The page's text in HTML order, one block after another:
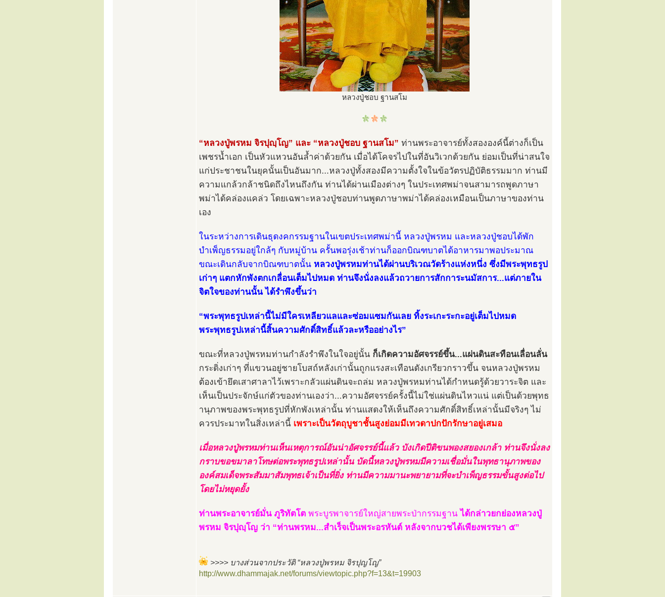
หลวงปู่ชอบ ฐานสโม
“หลวงปู่พรหม จิรปุญฺโญ” และ “หลวงปู่ชอบ ฐานสโม” ท่านพระอาจารย์ทั้งสององค์นี้ต่างก็เป็น
เพชรน้ำเอก เป็นหัวแหวนอันล้ำค่าด้วยกัน เมื่อได้โคจรไปในที่อันวิเวกด้วยกัน ย่อมเป็นที่น่าสนใจ
แก่ประชาชนในยุคนั้นเป็นอันมาก...หลวงปู่ทั้งสองมีความตั้งใจในข้อวัตรปฏิบัติธรรมมาก ท่านมี
ความแกล้วกล้าชนิดถึงไหนถึงกัน ท่านได้ผ่านเมืองต่างๆ ในประเทศพม่าจนสามารถพูดภาษา
พม่าได้คล่องแคล่ว โดยเฉพาะหลวงปู่ชอบท่านพูดภาษาพม่าได้คล่องเหมือนเป็นภาษาของท่าน
เอง
ในระหว่างการเดินธุดงคกรรมฐานในเขตประเทศพม่านี้ หลวงปู่พรหม และหลวงปู่ชอบได้พัก
บำเพ็ญธรรมอยู่ใกล้ๆ กับหมู่บ้าน ครั้นพอรุ่งเช้าท่านก็ออกบิณฑบาตได้อาหารมาพอประมาณ
ขณะเดินกลับจากบิณฑบาตนั้น หลวงปู่พรหมท่านได้ผ่านบริเวณวัดร้างแห่งหนึ่ง ซึ่งมีพระพุทธรูป
เก่าๆ แตกหักพังตกเกลื่อนเต็มไปหมด ท่านจึงนั่งลงแล้วถวายการสักการะนมัสการ...แต่ภายใน
จิตใจของท่านนั้น ได้รำพึงขึ้นว่า
“พระพุทธรูปเหล่านี้ไม่มีใครเหลียวแลและซ่อมแซมกันเลย ทิ้งระเกะระกะอยู่เต็มไปหมด
พระพุทธรูปเหล่านี้สิ้นความศักดิ์สิทธิ์แล้วละหรืออย่างไร”
ขณะที่หลวงปู่พรหมท่านกำลังรำพึงในใจอยู่นั้น ก็เกิดความอัศจรรย์ขึ้น...แผ่นดินสะทือนเลื่อนลั่น
กระดิ่งเก่าๆ ที่แขวนอยู่ชายโบสถ์หลังเก่านั้นถูกแรงสะเทือนดังเกรียวกราวขึ้น จนหลวงปู่พรหม
ต้องเข้ายึดเสาศาลาไว้เพราะกลัวแผ่นดินจะถล่ม หลวงปู่พรหมท่านได้กำหนดรู้ด้วยวาระจิต และ
เห็นเป็นประจักษ์แก่ตัวของท่านเองว่า...ความอัศจรรย์ครั้งนี้ไม่ใช่แผ่นดินไหวแน่ แต่เป็นด้วยพุทธ
านุภาพของพระพุทธรูปที่หักพังเหล่านั้น ท่านแสดงให้เห็นถึงความศักดิ์สิทธิ์เหล่านั้นมีจริงๆ ไม่
ควรประมาทในสิ่งเหล่านี้ เพราะเป็นวัตถุบูชาชั้นสูงย่อมมีเทวดาปกปักรักษาอยู่เสมอ
เมื่อหลวงปู่พรหมท่านเห็นเหตุการณ์อันน่าอัศจรรย์นี้แล้ว บังเกิดปีติขนพองสยองเกล้า ท่านจึงนั่งลง
กราบขอขมาลาโทษต่อพระพุทธรูปเหล่านั้น บัดนี้หลวงปู่พรหมมีความเชื่อมั่นในพุทธานุภาพของ
องค์สมเด็จพระสัมมาสัมพุทธเจ้าเป็นที่ยิ่ง ท่านมีความมานะพยายามที่จะบำเพ็ญธรรมขั้นสูงต่อไป
โดยไม่หยุดยั้ง
ท่านพระอาจารย์มั่น ภูริทัตโต พระบูรพาจารย์ใหญ่สายพระป่ากรรมฐานได้กล่าวยกย่องหลวงปู่
พรหม จิรปุญฺโญ ว่า “ท่านพรหม...สำเร็จเป็นพระอรหันต์ หลังจากบวชได้เพียงพรรษา ๕”
>>>> บางส่วนจากประวัติ “หลวงปู่พรหม จิรปุญโญ”
http://www.dhammajak.net/forums/viewtopic.php?f=13&t=19903